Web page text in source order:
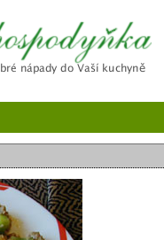
hospodyňka